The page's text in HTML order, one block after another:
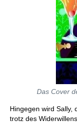
Das Cover
Hingegen wird Sally,
trotz des